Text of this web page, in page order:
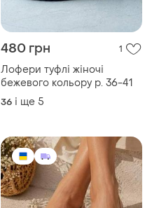
480 грн 1
Лофери туфлі жіночі
бежевого кольору р. 36-41
36 і ще 5